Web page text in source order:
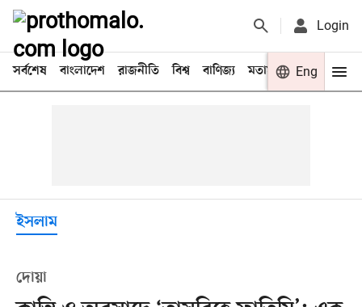
Login
সর্বশেষ বাংলাদেশ রাজনীতি বিশ্ব বাণিজ্য মতামত খেলা
Eng
ইসলাম
দোয়া